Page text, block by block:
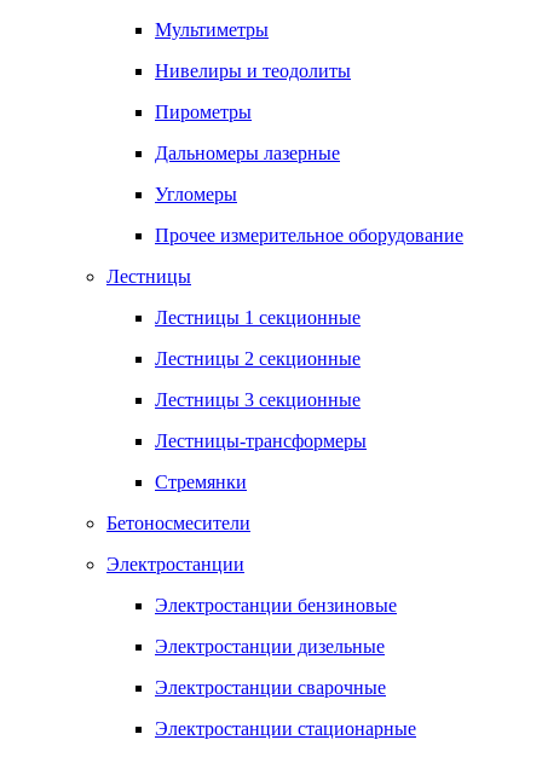
Мультиметры
Нивелиры и теодолиты
Пирометры
Дальномеры лазерные
Угломеры
Прочее измерительное оборудование
Лестницы
Лестницы 1 секционные
Лестницы 2 секционные
Лестницы 3 секционные
Лестницы-трансформеры
Стремянки
Бетоносмесители
Электростанции
Электростанции бензиновые
Электростанции дизельные
Электростанции сварочные
Электростанции стационарные